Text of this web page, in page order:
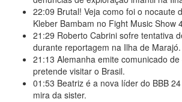
22:09 Brutal! Veja como foi o nocaute
Kleber Bambam no Fight Music Show
21:29 Roberto Cabrini sofre tentativa
durante reportagem na Ilha de Marajó.
21:13 Alemanha emite comunicado
pretende visitar o Brasil.
01:53 Beatriz é a nova líder do BBB
mira da sister.